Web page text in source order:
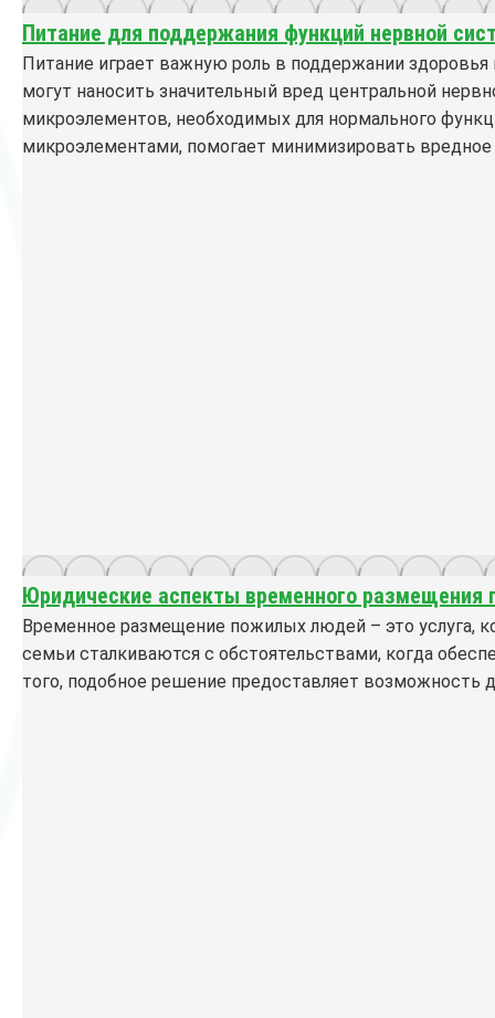
Питание для поддержания функций нервной
Питание играет важную роль в поддержании
могут наносить значительный вред центральной
микроэлементов, необходимых для нормального
микроэлементами, помогает минимизировать
Юридические аспекты временного
Временное размещение пожилых людей – это услуга,
семьи сталкиваются с обстоятельствами, когда
того, подобное решение предоставляет возможность